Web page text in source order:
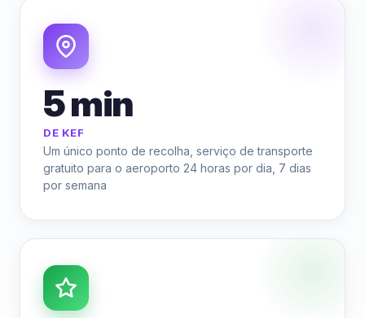
5 min
DE KEF
Um único ponto de recolha, serviço de transporte
gratuito para o aeroporto 24 horas por dia, 7 dias
por semana